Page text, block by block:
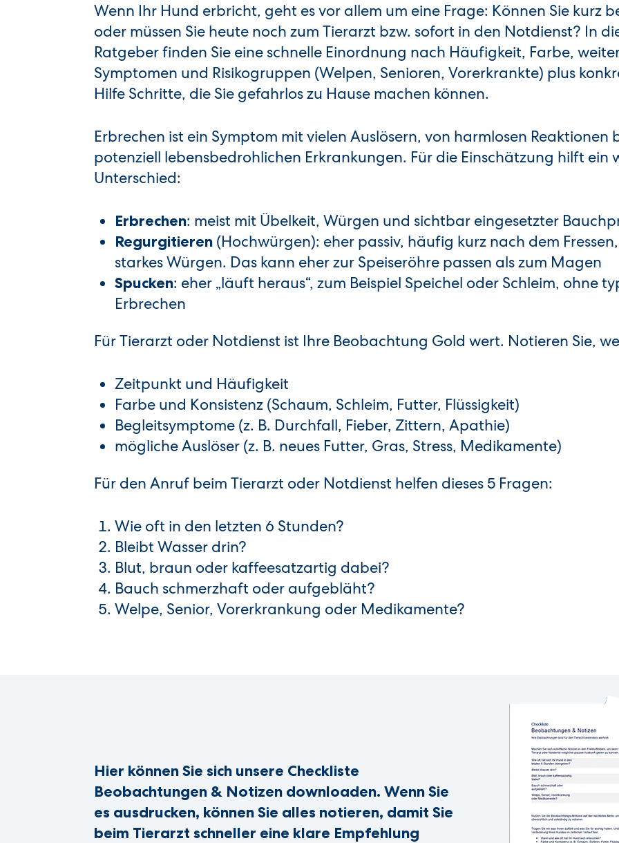
Wenn Ihr Hund erbricht, geht es vor allem um eine Frage: Können Sie kurz
oder müssen Sie heute noch zum Tierarzt bzw. sofort in den Notdienst? In
Ratgeber finden Sie eine schnelle Einordnung nach Häufigkeit, Farbe,
Symptomen und Risikogruppen (Welpen, Senioren, Vorerkrankte) plus
Hilfe Schritte, die Sie gefahrlos zu Hause machen können.
Erbrechen ist ein Symptom mit vielen Auslösern, von harmlosen Reaktionen
potenziell lebensbedrohlichen Erkrankungen. Für die Einschätzung hilft ein
Unterschied:
Erbrechen: meist mit Übelkeit, Würgen und sichtbar eingesetzter
Regurgitieren (Hochwürgen): eher passiv, häufig kurz nach dem
starkes Würgen. Das kann eher zur Speiseröhre passen als zum Magen
Spucken: eher „läuft heraus“, zum Beispiel Speichel oder Schleim, ohne
Erbrechen
Für Tierarzt oder Notdienst ist Ihre Beobachtung Gold wert. Notieren Sie,
Zeitpunkt und Häufigkeit
Farbe und Konsistenz (Schaum, Schleim, Futter, Flüssigkeit)
Begleitsymptome (z. B. Durchfall, Fieber, Zittern, Apathie)
mögliche Auslöser (z. B. neues Futter, Gras, Stress, Medikamente)
Für den Anruf beim Tierarzt oder Notdienst helfen dieses 5 Fragen:
Wie oft in den letzten 6 Stunden?
Bleibt Wasser drin?
Blut, braun oder kaffeesatzartig dabei?
Bauch schmerzhaft oder aufgebläht?
Welpe, Senior, Vorerkrankung oder Medikamente?
Hier können Sie sich unsere Checkliste
Beobachtungen & Notizen downloaden. Wenn Sie
es ausdrucken, können Sie alles notieren, damit Sie
beim Tierarzt schneller eine klare Empfehlung